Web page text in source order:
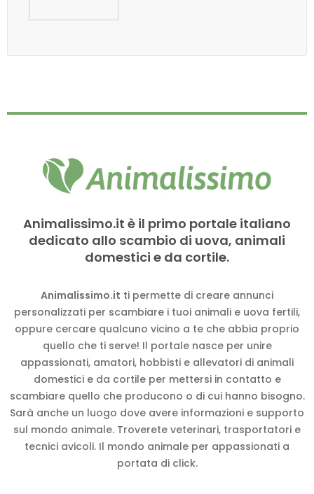
Animalissimo.it è il primo portale italiano
dedicato allo scambio di uova, animali
domestici e da cortile.
Animalissimo.it ti permette di creare annunci
personalizzati per scambiare i tuoi animali e uova fertili,
oppure cercare qualcuno vicino a te che abbia proprio
quello che ti serve! Il portale nasce per unire
appassionati, amatori, hobbisti e allevatori di animali
domestici e da cortile per mettersi in contatto e
scambiare quello che producono o di cui hanno bisogno.
Sarà anche un luogo dove avere informazioni e supporto
sul mondo animale. Troverete veterinari, trasportatori e
tecnici avicoli. Il mondo animale per appassionati a
portata di click.